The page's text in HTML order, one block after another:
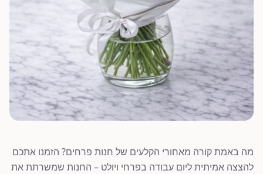
מה באמת קורה מאחורי הקלעים של חנות פרחים? הזמנו אתכם
להצצה אמיתית ליום עבודה בפרחי ויולט – החנות שמשרתת את